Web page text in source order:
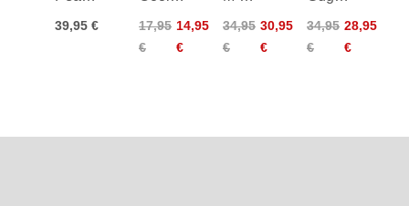
39,95 €
Slim
Headband
17,95
€
14,95
€
34,95
€
30,95
€
Headband
34,95
€
28,95
€